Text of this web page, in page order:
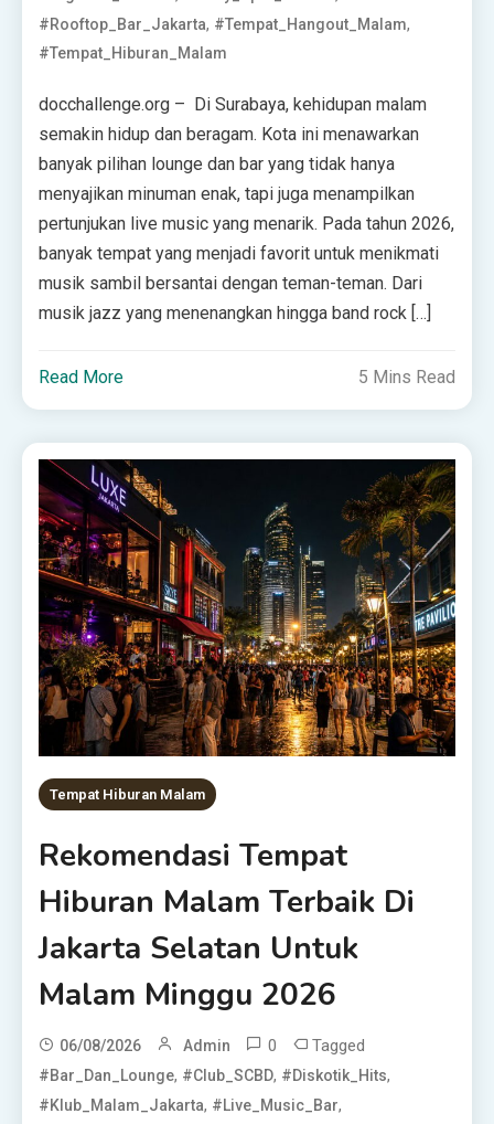
#Rooftop_Bar_Jakarta, #Tempat_Hangout_Malam,
#Tempat_Hiburan_Malam
docchallenge.org – Di Surabaya, kehidupan malam
semakin hidup dan beragam. Kota ini menawarkan
banyak pilihan lounge dan bar yang tidak hanya
menyajikan minuman enak, tapi juga menampilkan
pertunjukan live music yang menarik. Pada tahun 2026,
banyak tempat yang menjadi favorit untuk menikmati
musik sambil bersantai dengan teman-teman. Dari
musik jazz yang menenangkan hingga band rock […]
Read More 5 Mins Read
Tempat Hiburan Malam
Rekomendasi Tempat
Hiburan Malam Terbaik Di
Jakarta Selatan Untuk
Malam Minggu 2026
06/08/2026 Admin 0 Tagged
#Bar_Dan_Lounge, #Club_SCBD, #Diskotik_Hits,
#Klub_Malam_Jakarta, #Live_Music_Bar,